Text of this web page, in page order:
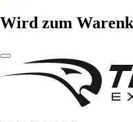
Wird zum